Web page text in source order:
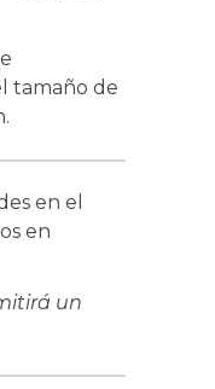
tamaño de
en el
en
un